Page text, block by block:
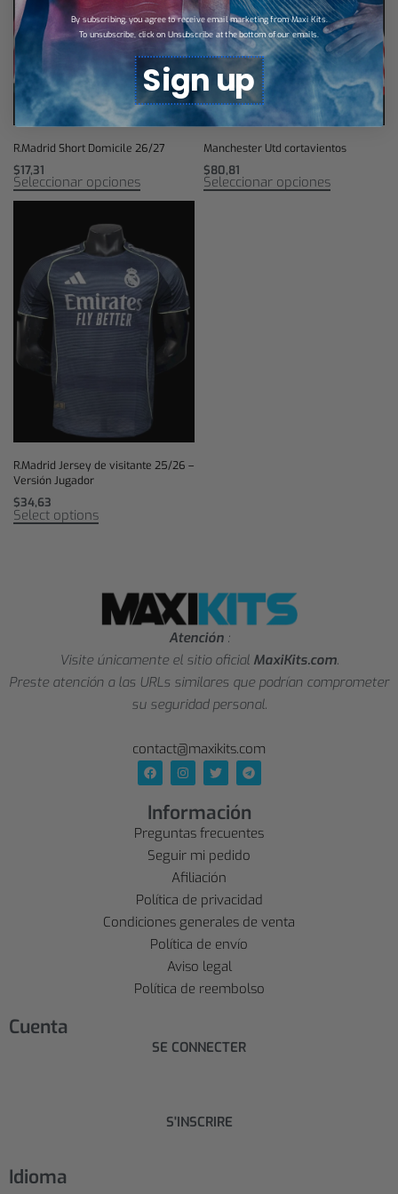
R.Madrid Short Domicile 26/27
$17,31
Seleccionar opciones
Manchester Utd cortavientos
$80,81
Seleccionar opciones
R.Madrid Jersey de visitante 25/26 –
Versión Jugador
$34,63
Select options
Atención :
Visite únicamente el sitio oficial MaxiKits.com.
Preste atención a las URLs similares que podrían comprometer
su seguridad personal.
contact@maxikits.com
Información
Preguntas frecuentes
Seguir mi pedido
Afiliación
Política de privacidad
Condiciones generales de venta
Política de envío
Aviso legal
Política de reembolso
Cuenta
SE CONNECTER
S'INSCRIRE
Idioma
By subscribing, you agree to receive email marketing from Maxi Kits.
To unsubscribe, click on Unsubscribe at the bottom of our emails.
Sign up